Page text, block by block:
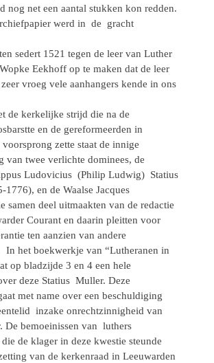
nog net een aantal stukken kon redden.
werd in de gracht
sedert 1521 tegen de leer van Luther
Eekhoff op te maken dat de leer
vroeg vele aanhangers kende in ons
de kerkelijke strijd die na de
en de gereformeerden in
zette staat de innige
van twee verlichte dominees, de
Ludovicius (Philip Ludwig) Statius
en de Waalse Jacques
samen deel uitmaakten van de redactie
Courant en daarin pleitten voor
ten aanzien van andere
In het boekwerkje van “Lutheranen in
op bladzijde 3 en 4 een hele
deze Statius Muller. Deze
met name over een beschuldiging
inzake onrechtzinnigheid van
De bemoeinissen van luthers
de klager in deze kwestie steunde
van de kerkenraad in Leeuwarden